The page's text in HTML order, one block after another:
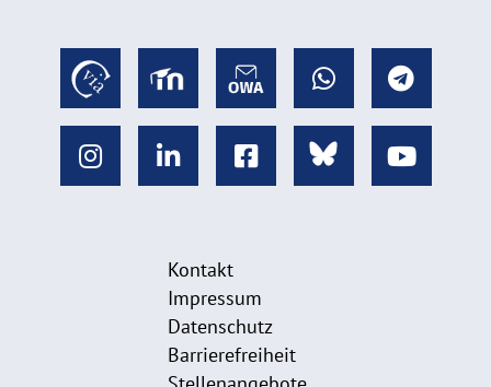
Kontakt
Impressum
Datenschutz
Barrierefreiheit